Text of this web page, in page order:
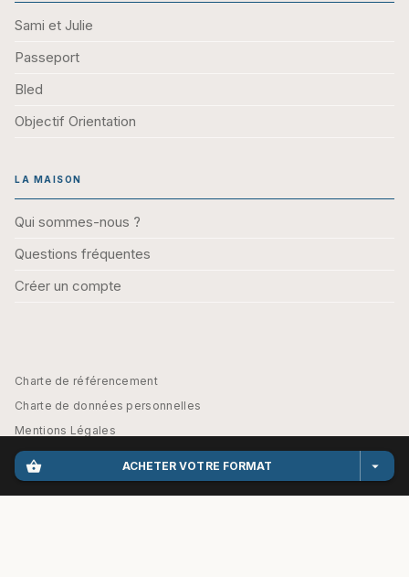
shopping_basket ACHETER VOTRE FORMAT arrow_drop_down
Sami et Julie
Passeport
Bled
Objectif Orientation
LA MAISON
Qui sommes-nous ?
Questions fréquentes
Créer un compte
Charte de référencement
Charte de données personnelles
Mentions Légales
Engagement durable
CGU